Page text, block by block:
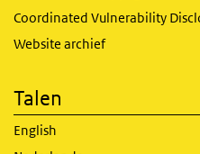
Coordinated Vulnerability
Website archief
Talen
English